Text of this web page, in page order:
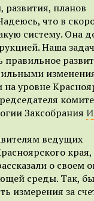
планов
что в
систему. Она
Наша
на уровне
Заксобрания
ведущих
края,
о своем
среды. Так,
измерения за